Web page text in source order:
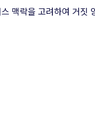
맥락을 고려하여 거짓